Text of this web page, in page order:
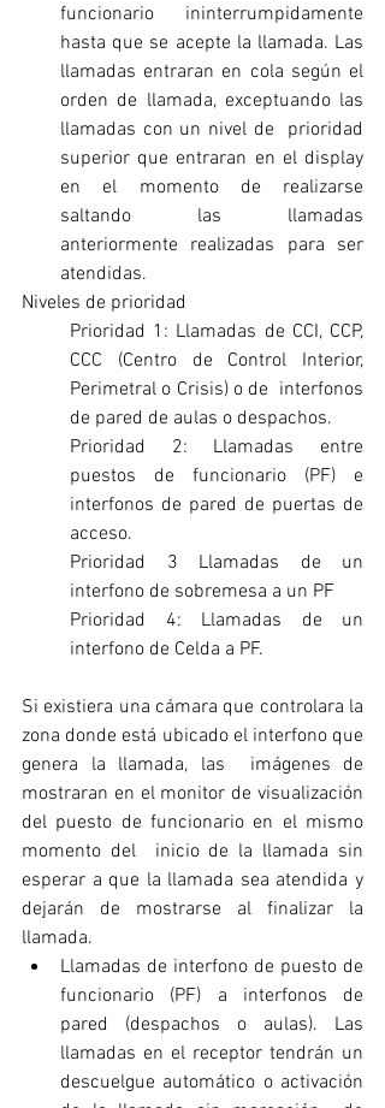
funcionario ininterrumpidamente
hasta que se acepte la llamada. Las
llamadas entraran en cola según el
orden de llamada, exceptuando las
llamadas con un nivel de  prioridad
superior que entraran en el display
en el momento de realizarse
saltando las llamadas
anteriormente realizadas para ser
atendidas.
Niveles de prioridad
Prioridad 1: Llamadas de CCI, CCP,
CCC (Centro de Control Interior,
Perimetral o Crisis) o de  interfonos
de pared de aulas o despachos.
Prioridad 2: Llamadas entre
puestos de funcionario (PF) e
interfonos de pared de puertas de
acceso.
Prioridad 3 Llamadas de un
interfono de sobremesa a un PF
Prioridad 4: Llamadas de un
interfono de Celda a PF.
Si existiera una cámara que controlara la
zona donde está ubicado el interfono que
genera la llamada, las  imágenes de
mostraran en el monitor de visualización
del puesto de funcionario en el mismo
momento del  inicio de la llamada sin
esperar a que la llamada sea atendida y
dejarán de mostrarse al finalizar la
llamada.
Llamadas de interfono de puesto de
funcionario (PF) a interfonos de
pared (despachos o aulas). Las
llamadas en el receptor tendrán un
descuelgue automático o activación